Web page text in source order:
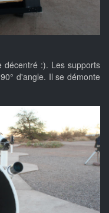
décentré :). Les supports
d'angle. Il se démonte